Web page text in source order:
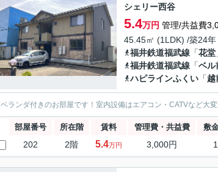
シェリー西谷
5.4万円 管理/共益費
45.45㎡ (1LDK) /築24年
福井鉄道福武線 「花堂
福井鉄道福武線 「ベル
ハピラインふくい 「越
ベランダ付きのお部屋です！室内設備はエアコン・CATVなど大
部屋番号 所在階 賃料 管理費・共益費 敷
202 2階 5.4万円 3,000円